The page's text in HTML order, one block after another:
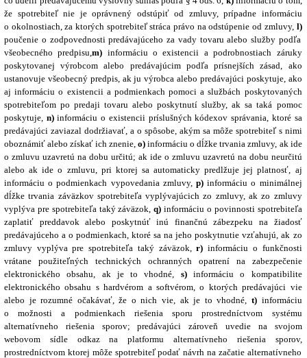
že spotrebiteľ nie je oprávnený odstúpiť od zmluvy, prípadne informáciu
o okolnostiach, za ktorých spotrebiteľ stráca právo na odstúpenie od zmluvy, l)
poučenie o zodpovednosti predávajúceho za vady tovaru alebo služby podľa
všeobecného predpisu,m) informáciu o existencii a podrobnostiach záruky
poskytovanej výrobcom alebo predávajúcim podľa prísnejších zásad, ako
ustanovuje všeobecný predpis,ak ju výrobca alebo predávajúci poskytuje, ako
aj informáciu o existencii a podmienkach pomoci a službách poskytovaných
spotrebiteľom po predaji tovaru alebo poskytnutí služby, ak sa taká pomoc
poskytuje, n)informáciu o existencii príslušných kódexov správania, ktoré sa
predávajúci zaviazal dodržiavať, a o spôsobe, akým sa môže spotrebiteľ s nimi
oboznámiť alebo získať ich znenie,o) informáciu o dĺžke trvania zmluvy, ak ide
o zmluvu uzavretú na dobu určitú; ak ide o zmluvu uzavretú na dobu neurčitú
alebo ak ide o zmluvu, pri ktorej sa automaticky predlžuje jej platnosť, aj
informáciu o podmienkach vypovedania zmluvy, p)informáciu o minimálnej
dĺžke trvania záväzkov spotrebiteľa vyplývajúcich zo zmluvy, ak zo zmluvy
vyplýva pre spotrebiteľa taký záväzok, q) informáciu o povinnosti spotrebiteľa
zaplatiť preddavok alebo poskytnúť inú finančnú zábezpeku na žiadosť
predávajúceho a o podmienkach, ktoré sa na jeho poskytnutie vzťahujú, ak zo
zmluvy vyplýva pre spotrebiteľa taký záväzok, r) informáciu o funkčnosti
vrátane použiteľných technických ochranných opatrení na zabezpečenie
elektronického obsahu, ak je to vhodné,
s)informáciu o kompatibilite
elektronického obsahu s hardvérom a softvérom, o ktorých predávajúci vie
alebo je rozumné očakávať, že o nich vie, ak je to vhodné, t)informáciu
o možnosti a podmienkach riešenia sporu prostredníctvom systému
alternatívneho riešenia sporov; predávajúci zároveň uvedie na svojom
webovom sídle odkaz na platformu alternatívneho riešenia sporov,
prostredníctvom ktorej môže spotrebiteľ podať návrh na začatie alternatívneho